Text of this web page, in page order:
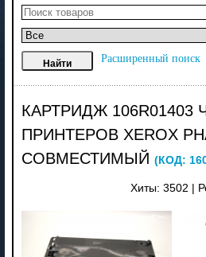
Расширенный поиск
КАРТРИДЖ
ПРИНТЕРОВ XEROX
СОВМЕСТИМЫЙ (КОД:
Хиты: 3502